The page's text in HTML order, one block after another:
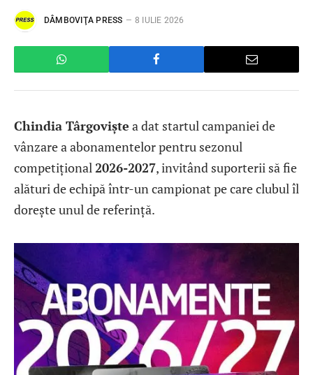
DÂMBOVIŢA PRESS 8 IULIE 2026
Chindia Târgoviște a dat startul campaniei de
vânzare a abonamentelor pentru sezonul
competițional 2026-2027, invitând suporterii să fie
alături de echipă într-un campionat pe care clubul îl
dorește unul de referință.